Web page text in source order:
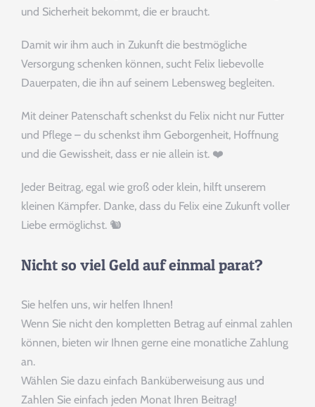
und Sicherheit bekommt, die er braucht.
Damit wir ihm auch in Zukunft die bestmögliche
Versorgung schenken können, sucht Felix liebevolle
Dauerpaten, die ihn auf seinem Lebensweg begleiten.
Mit deiner Patenschaft schenkst du Felix nicht nur Futter
und Pflege – du schenkst ihm Geborgenheit, Hoffnung
und die Gewissheit, dass er nie allein ist. ❤️
Jeder Beitrag, egal wie groß oder klein, hilft unserem
kleinen Kämpfer. Danke, dass du Felix eine Zukunft voller
Liebe ermöglichst. 🐿️
Nicht so viel Geld auf einmal parat?
Sie helfen uns, wir helfen Ihnen!
Wenn Sie nicht den kompletten Betrag auf einmal zahlen
können, bieten wir Ihnen gerne eine monatliche Zahlung
an.
Wählen Sie dazu einfach Banküberweisung aus und
Zahlen Sie einfach jeden Monat Ihren Beitrag!